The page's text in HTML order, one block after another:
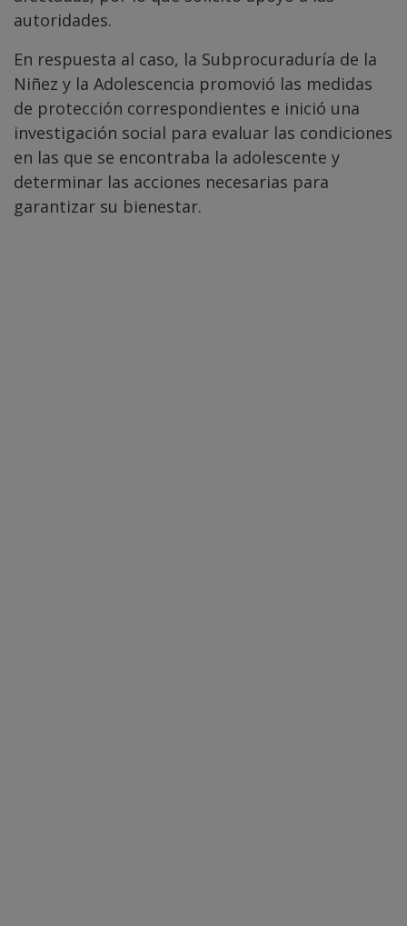
autoridades.
En respuesta al caso, la Subprocuraduría de la
Niñez y la Adolescencia promovió las medidas
de protección correspondientes e inició una
investigación social para evaluar las condiciones
en las que se encontraba la adolescente y
determinar las acciones necesarias para
garantizar su bienestar.